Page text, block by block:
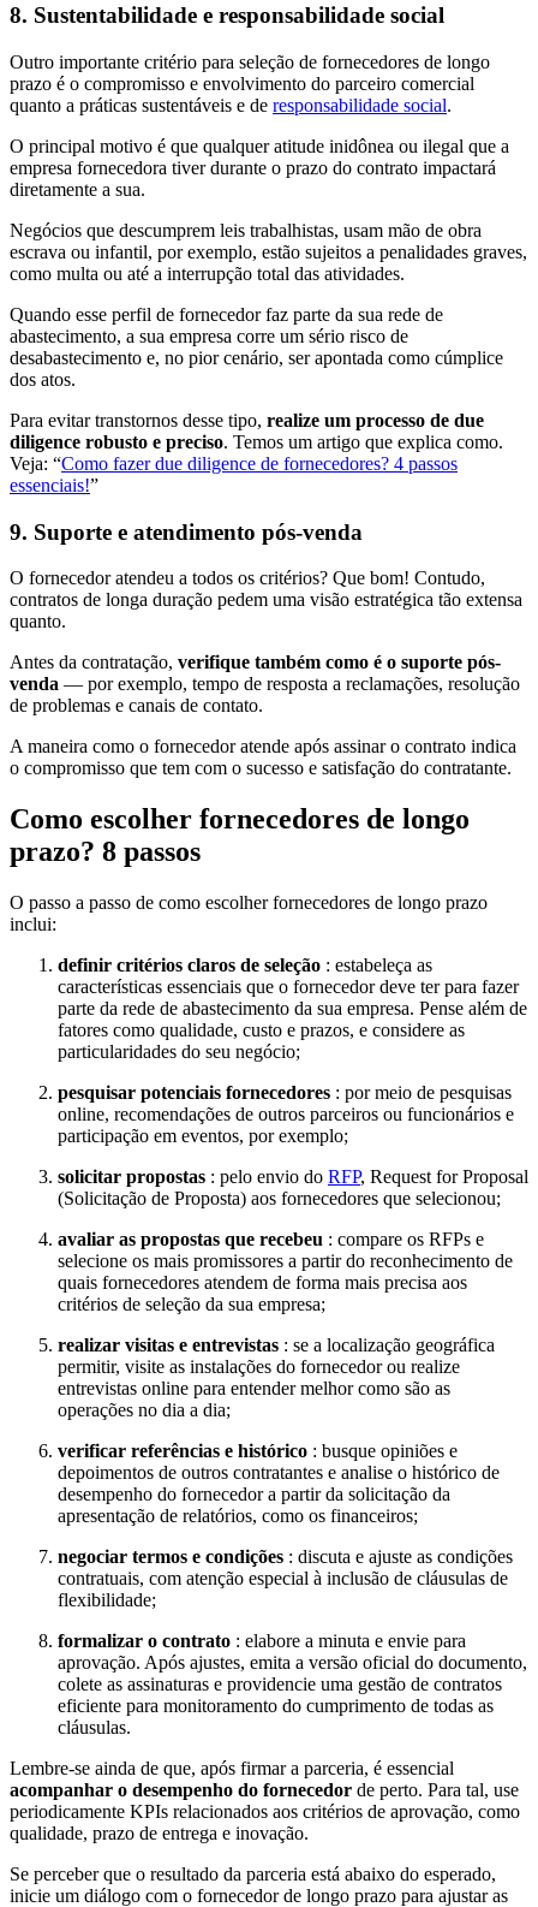
8. Sustentabilidade e responsabilidade social
Outro importante critério para seleção de fornecedores de longo
prazo é o compromisso e envolvimento do parceiro comercial
quanto a práticas sustentáveis e de responsabilidade social.
O principal motivo é que qualquer atitude inidônea ou ilegal que a
empresa fornecedora tiver durante o prazo do contrato impactará
diretamente a sua.
Negócios que descumprem leis trabalhistas, usam mão de obra
escrava ou infantil, por exemplo, estão sujeitos a penalidades graves,
como multa ou até a interrupção total das atividades.
Quando esse perfil de fornecedor faz parte da sua rede de
abastecimento, a sua empresa corre um sério risco de
desabastecimento e, no pior cenário, ser apontada como cúmplice
dos atos.
Para evitar transtornos desse tipo, realize um processo de due
diligence robusto e preciso. Temos um artigo que explica como.
Veja: “Como fazer due diligence de fornecedores? 4 passos
essenciais!”
9. Suporte e atendimento pós-venda
O fornecedor atendeu a todos os critérios? Que bom! Contudo,
contratos de longa duração pedem uma visão estratégica tão extensa
quanto.
Antes da contratação, verifique também como é o suporte pós-
venda — por exemplo, tempo de resposta a reclamações, resolução
de problemas e canais de contato.
A maneira como o fornecedor atende após assinar o contrato indica
o compromisso que tem com o sucesso e satisfação do contratante.
Como escolher fornecedores de longo
prazo? 8 passos
O passo a passo de como escolher fornecedores de longo prazo
inclui:
definir critérios claros de seleção : estabeleça as
características essenciais que o fornecedor deve ter para fazer
parte da rede de abastecimento da sua empresa. Pense além de
fatores como qualidade, custo e prazos, e considere as
particularidades do seu negócio;
pesquisar potenciais fornecedores : por meio de pesquisas
online, recomendações de outros parceiros ou funcionários e
participação em eventos, por exemplo;
solicitar propostas : pelo envio do RFP, Request for Proposal
(Solicitação de Proposta) aos fornecedores que selecionou;
avaliar as propostas que recebeu : compare os RFPs e
selecione os mais promissores a partir do reconhecimento de
quais fornecedores atendem de forma mais precisa aos
critérios de seleção da sua empresa;
realizar visitas e entrevistas : se a localização geográfica
permitir, visite as instalações do fornecedor ou realize
entrevistas online para entender melhor como são as
operações no dia a dia;
verificar referências e histórico : busque opiniões e
depoimentos de outros contratantes e analise o histórico de
desempenho do fornecedor a partir da solicitação da
apresentação de relatórios, como os financeiros;
negociar termos e condições : discuta e ajuste as condições
contratuais, com atenção especial à inclusão de cláusulas de
flexibilidade;
formalizar o contrato : elabore a minuta e envie para
aprovação. Após ajustes, emita a versão oficial do documento,
colete as assinaturas e providencie uma gestão de contratos
eficiente para monitoramento do cumprimento de todas as
cláusulas.
Lembre-se ainda de que, após firmar a parceria, é essencial
acompanhar o desempenho do fornecedor de perto. Para tal, use
periodicamente KPIs relacionados aos critérios de aprovação, como
qualidade, prazo de entrega e inovação.
Se perceber que o resultado da parceria está abaixo do esperado,
inicie um diálogo com o fornecedor de longo prazo para ajustar as